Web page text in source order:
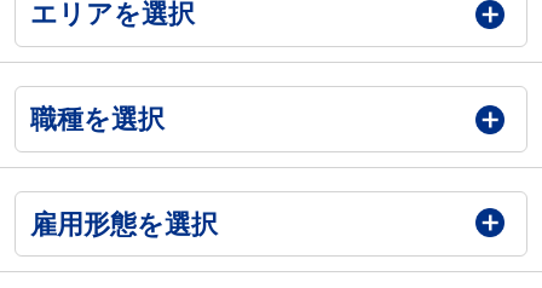
エリアを選択
職種を選択
雇用形態を選択